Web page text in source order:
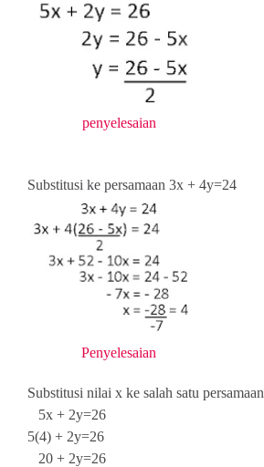
penyelesaian
Substitusi ke persamaan 3x + 4y=24
Penyelesaian
Substitusi nilai x ke salah satu persamaan
5x + 2y=26
5(4) + 2y=26
20 + 2y=26